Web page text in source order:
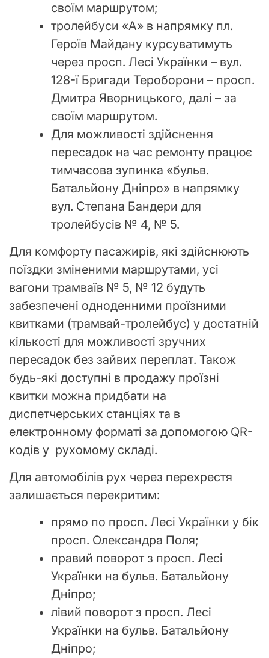
своїм маршрутом;
тролейбуси «А» в напрямку пл.
Героїв Майдану курсуватимуть
через просп. Лесі Українки – вул.
128-ї Бригади Тероборони – просп.
Дмитра Яворницького, далі – за
своїм маршрутом.
Для можливості здійснення
пересадок на час ремонту працює
тимчасова зупинка «бульв.
Батальйону Дніпро» в напрямку
вул. Степана Бандери для
тролейбусів № 4, № 5.
Для комфорту пасажирів, які здійснюють
поїздки зміненими маршрутами, усі
вагони трамваїв № 5, № 12 будуть
забезпечені одноденними проїзними
квитками (трамвай-тролейбус) у достатній
кількості для можливості зручних
пересадок без зайвих переплат. Також
будь-які доступні в продажу проїзні
квитки можна придбати на
диспетчерських станціях та в
електронному форматі за допомогою QR-
кодів у рухомому складі.
Для автомобілів рух через перехрестя
залишається перекритим:
прямо по просп. Лесі Українки у бік
просп. Олександра Поля;
правий поворот з просп. Лесі
Українки на бульв. Батальйону
Дніпро;
лівий поворот з просп. Лесі
Українки на бульв. Батальйону
Дніпро;